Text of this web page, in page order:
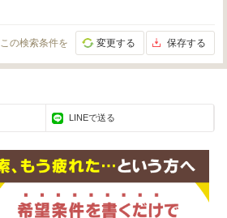
この検索条件を 変更する 保存する
LINEで送る